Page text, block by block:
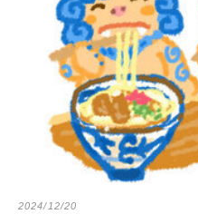
2024/12/20